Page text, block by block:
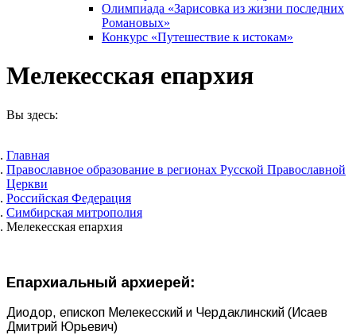
Олимпиада «Зарисовка из жизни последних
Романовых»
Конкурс «Путешествие к истокам»
Мелекесская епархия
Вы здесь:
Главная
Православное образование в регионах Русской Православной
Церкви
Российская Федерация
Симбирская митрополия
Мелекесская епархия
Епархиальный архиерей:
Диодор, епископ Мелекесский и Чердаклинский (Исаев
Дмитрий Юрьевич)